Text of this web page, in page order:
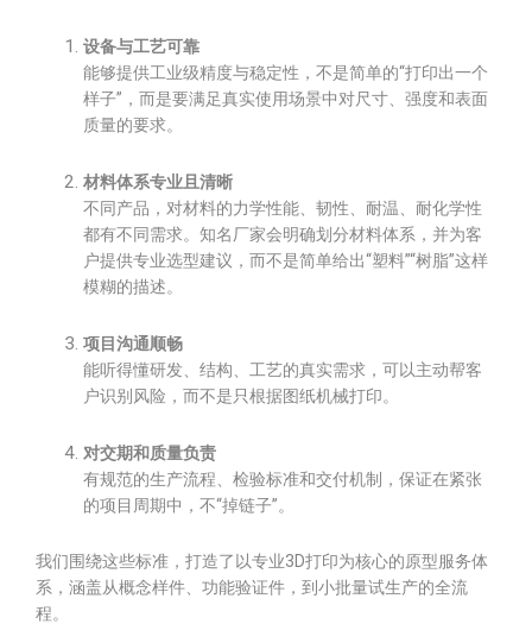
设备与工艺可靠
能够提供工业级精度与稳定性，不是简单的“打印出一个
样子”，而是要满足真实使用场景中对尺寸、强度和表面
质量的要求。
材料体系专业且清晰
不同产品，对材料的力学性能、韧性、耐温、耐化学性
都有不同需求。知名厂家会明确划分材料体系，并为客
户提供专业选型建议，而不是简单给出“塑料”“树脂”这样
模糊的描述。
项目沟通顺畅
能听得懂研发、结构、工艺的真实需求，可以主动帮客
户识别风险，而不是只根据图纸机械打印。
对交期和质量负责
有规范的生产流程、检验标准和交付机制，保证在紧张
的项目周期中，不“掉链子”。
我们围绕这些标准，打造了以专业3D打印为核心的原型服务体
系，涵盖从概念样件、功能验证件，到小批量试生产的全流
程。